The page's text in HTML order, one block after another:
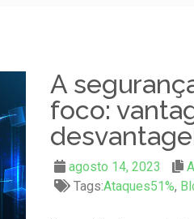
A
foco:
agosto 14, 2023
Tags:Ataques51%,